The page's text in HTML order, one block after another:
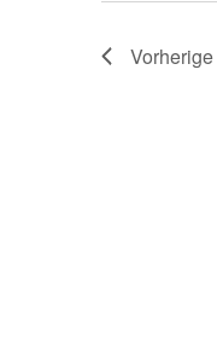
Vorherige